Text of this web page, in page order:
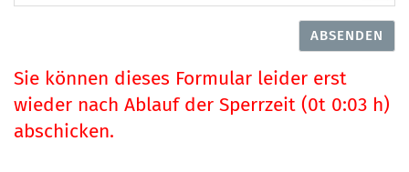
Sie können dieses Formular leider erst
wieder nach Ablauf der Sperrzeit (0t 0:03 h)
abschicken.